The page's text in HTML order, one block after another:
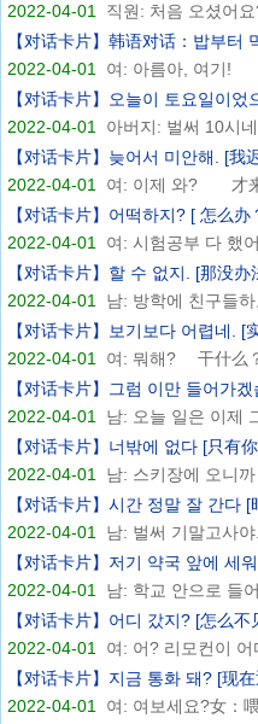
2022-04-01
직원: 처음 오셨어
【对话卡片】韩语对话：밥부터
2022-04-01
여: 아름아, 여기!
【对话卡片】오늘이 토요일이
2022-04-01
아버지: 벌써 10
【对话卡片】늦어서 미안해. [我
2022-04-01
여: 이제 와? 才来
【对话卡片】어떡하지? [ 怎么办
2022-04-01
여: 시험공부 다
【对话卡片】할 수 없지. [那没办
2022-04-01
남: 방학에 친구들
【对话卡片】보기보다 어렵네. [
2022-04-01
여: 뭐해? 干什么
【对话卡片】그럼 이만 들어가
2022-04-01
남: 오늘 일은 이
【对话卡片】너밖에 없다 [只有
2022-04-01
남: 스키장에 오니
【对话卡片】시간 정말 잘 간다 [
2022-04-01
남: 벌써 기말고사
【对话卡片】저기 약국 앞에 세
2022-04-01
남: 학교 안으로 들
【对话卡片】어디 갔지? [怎么不
2022-04-01
여: 어? 리모컨이
【对话卡片】지금 통화 돼? [现
2022-04-01
여: 여보세요?女：